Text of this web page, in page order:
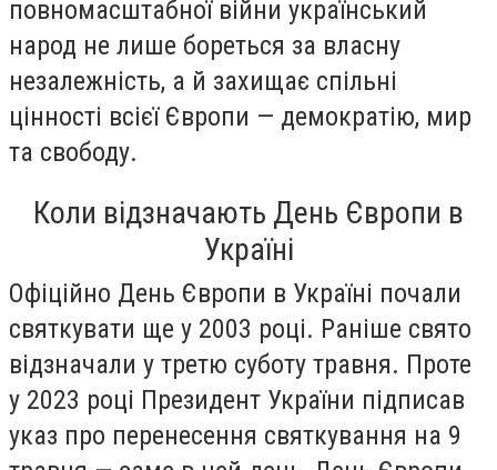
повномасштабної війни український
народ не лише бореться за власну
незалежність, а й захищає спільні
цінності всієї Європи — демократію, мир
та свободу.
Коли відзначають День Європи в
Україні
Офіційно День Європи в Україні почали
святкувати ще у 2003 році. Раніше свято
відзначали у третю суботу травня. Проте
у 2023 році Президент України підписав
указ про перенесення святкування на 9